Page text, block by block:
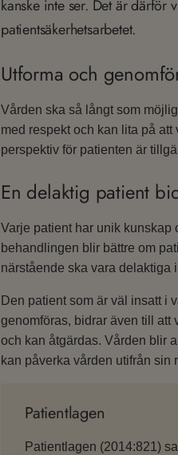
kanske inte ser. Det är därför
patientsäkerhetsarbetet.
Utforma och
Vården ska så långt som
med respekt och kan lita på
perspektiv för patienten är
En delaktig patient
Varje patient har unik kunskap
behandlingen blir bättre om
närstående ska vara delaktiga
Den patient som är väl insatt i
genomföras, bidrar även till att
och kan åtgärdas. Vården blir
kan påverka vården utifrån sin
Patientlagen
Patientlagen (2014:821)